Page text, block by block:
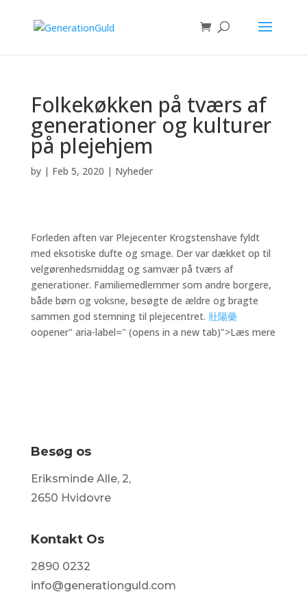
Folkekøkken på tværs af
generationer og kulturer
på plejehjem
by | Feb 5, 2020 | Nyheder
Forleden aften var Plejecenter Krogstenshave fyldt
med eksotiske dufte og smage. Der var dækket op til
velgørenhedsmiddag og samvær på tværs af
generationer. Familiemedlemmer som andre borgere,
både børn og voksne, besøgte de ældre og bragte
sammen god stemning til plejecentret. 壯陽藥
oopener" aria-label=" (opens in a new tab)">Læs mere
Besøg os
Eriksminde Alle, 2,
2650 Hvidovre
Kontakt Os
2890 0232
info@generationguld.com